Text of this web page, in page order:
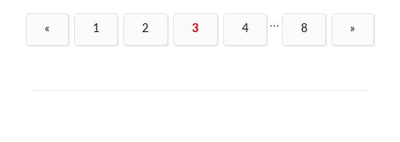
« 1 2 3 4 … 8 »